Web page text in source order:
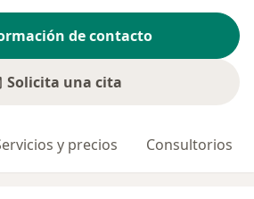
de contacto
Solicita una cita
y precios Consultorios